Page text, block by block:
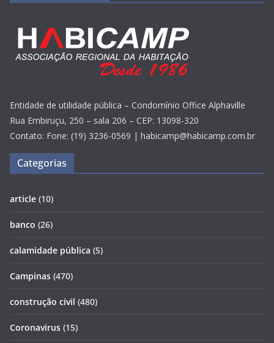
Entidade de utilidade pública – Condomínio Office Alphaville
Rua Embiruçu, 250 – sala 206 – CEP: 13098-320
Contato: Fone: (19) 3236-0569 | habicamp@habicamp.com.br
Categorias
article (10)
banco (26)
calamidade pública (5)
Campinas (470)
construção civil (480)
Coronavirus (15)